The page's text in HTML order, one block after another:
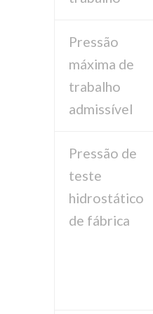
Pressão
máxima de
trabalho
admissível
Pressão de
teste
hidrostático
de fábrica